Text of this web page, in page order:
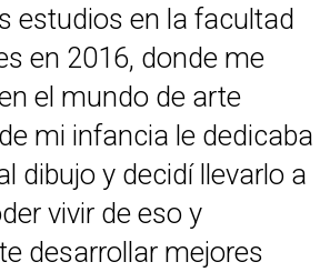
estudios en la facultad
en 2016, donde me
el mundo de arte
mi infancia le dedicaba
dibujo y decidí llevarlo a
vivir de eso y
desarrollar mejores